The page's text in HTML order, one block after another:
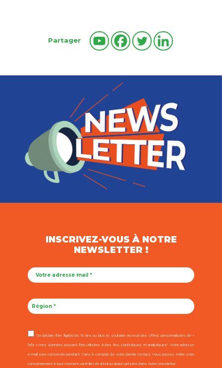
Partager
INSCRIVEZ-VOUS À NOTRE
NEWSLETTER !
"Je déclare être âgé(e) de 16 ans ou plus et souhaite recevoir des offres personnalisées de «
l’afa », mes données pouvant être utilisées à des fins statistiques et analytiques". Votre adresse
e-mail sera conservée pendant 3 ans à compter de votre dernier contact. Vous pouvez retirer votre
consentement à tout moment via le lien de désinscription présent dans notre newsletter.